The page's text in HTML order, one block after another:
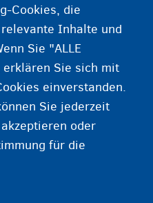
Cookies, die
Inhalte und
Sie "ALLE
erklären Sie sich mit
einverstanden.
Sie jederzeit
oder
für die